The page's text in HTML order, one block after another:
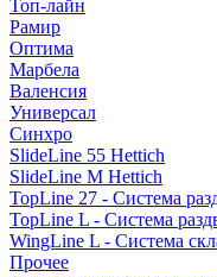
Топ-лайн
Рамир
Оптима
Марбела
Валенсия
Универсал
Синхро
SlideLine 55 Hettich
SlideLine M Hettich
TopLine 27 - Система
TopLine L - Система
WingLine L - Система
Прочее